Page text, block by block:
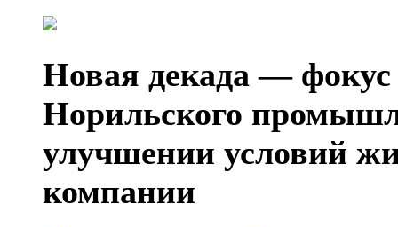
Новая декада — фокус
Норильского
улучшении условий
компании